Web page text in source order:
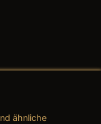
ähnliche